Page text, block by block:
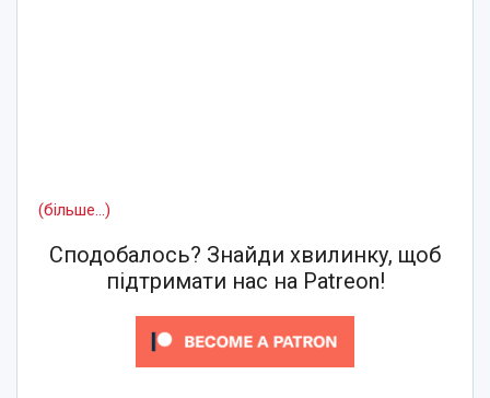
(більше…)
Сподобалось? Знайди хвилинку, щоб
підтримати нас на Patreon!